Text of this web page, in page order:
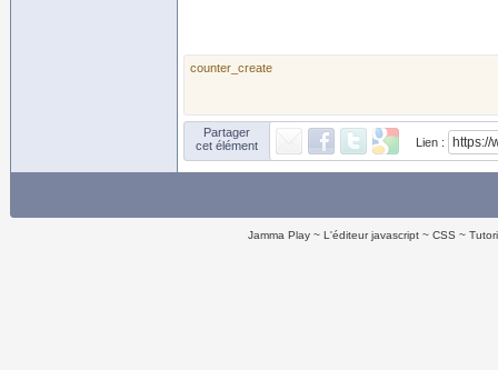
counter_create
Partager
cet élément
Lien :
Jamma Play L'éditeur javascript CSS